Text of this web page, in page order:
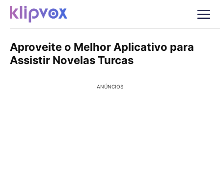
Aproveite o Melhor Aplicativo para
Assistir Novelas Turcas
ANÚNCIOS